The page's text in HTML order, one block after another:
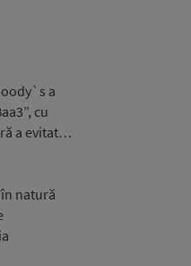
a
cu
a evitat…
natură